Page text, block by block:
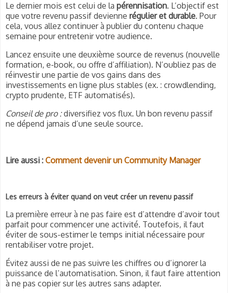
Le dernier mois est celui de la pérennisation. L’objectif est
que votre revenu passif devienne régulier et durable. Pour
cela, vous allez continuer à publier du contenu chaque
semaine pour entretenir votre audience.
Lancez ensuite une deuxième source de revenus (nouvelle
formation, e-book, ou offre d’affiliation). N’oubliez pas de
réinvestir une partie de vos gains dans des
investissements en ligne plus stables (ex. : crowdlending,
crypto prudente, ETF automatisés).
Conseil de pro :diversifiez vos flux. Un bon revenu passif
ne dépend jamais d’une seule source.
Lire aussi : Comment devenir un Community Manager
Les erreurs à éviter quand on veut créer un revenu passif
La première erreur à ne pas faire est d’attendre d’avoir tout
parfait pour commencer une activité. Toutefois, il faut
éviter de sous-estimer le temps initial nécessaire pour
rentabiliser votre projet.
Évitez aussi de ne pas suivre les chiffres ou d’ignorer la
puissance de l’automatisation. Sinon, il faut faire attention
à ne pas copier sur les autres sans adapter.